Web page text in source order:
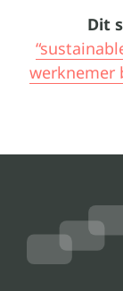
Dit
werknemer